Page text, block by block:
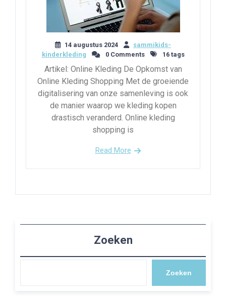
14 augustus 2024
sammikids-
kinderkleding
0 Comments 16 tags
Artikel: Online Kleding De Opkomst van
Online Kleding Shopping Met de groeiende
digitalisering van onze samenleving is ook
de manier waarop we kleding kopen
drastisch veranderd. Online kleding
shopping is
Read More
Zoeken
Zoeken